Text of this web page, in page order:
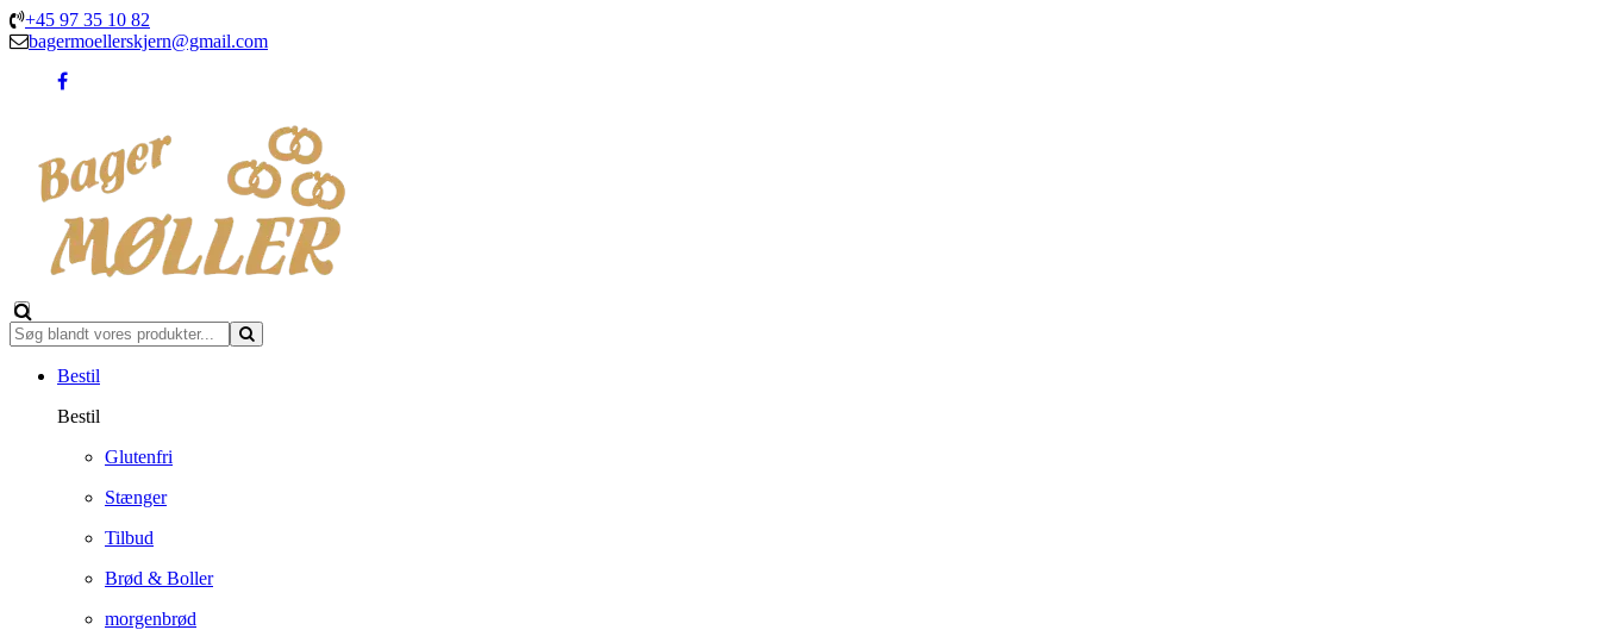
+45 97 35 10 82
bagermoellerskjern@gmail.com
Bestil
Bestil
Glutenfri
Stænger
Tilbud
Brød & Boller
morgenbrød